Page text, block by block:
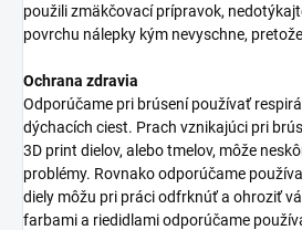
použili zmäkčovací prípravok,
povrchu nálepky kým nevyschne,
Ochrana zdravia
Odporúčame pri brúsení používať
dýchacích ciest. Prach vznikajúci pri
3D print dielov, alebo tmelov, môže
problémy. Rovnako odporúčame
diely môžu pri práci odfrknúť a ohroziť
farbami a riedidlami odporúčame